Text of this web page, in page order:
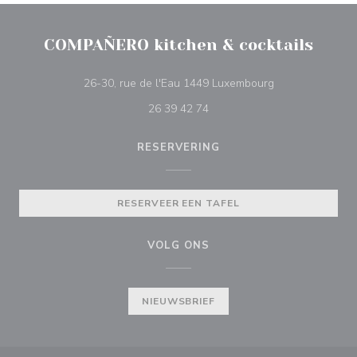
COMPAÑERO kitchen & cocktails
26-30, rue de l'Eau 1449 Luxembourg((opent in een
26 39 42 74
RESERVERING
RESERVEER EEN TAFEL
VOLG ONS
NIEUWSBRIEF